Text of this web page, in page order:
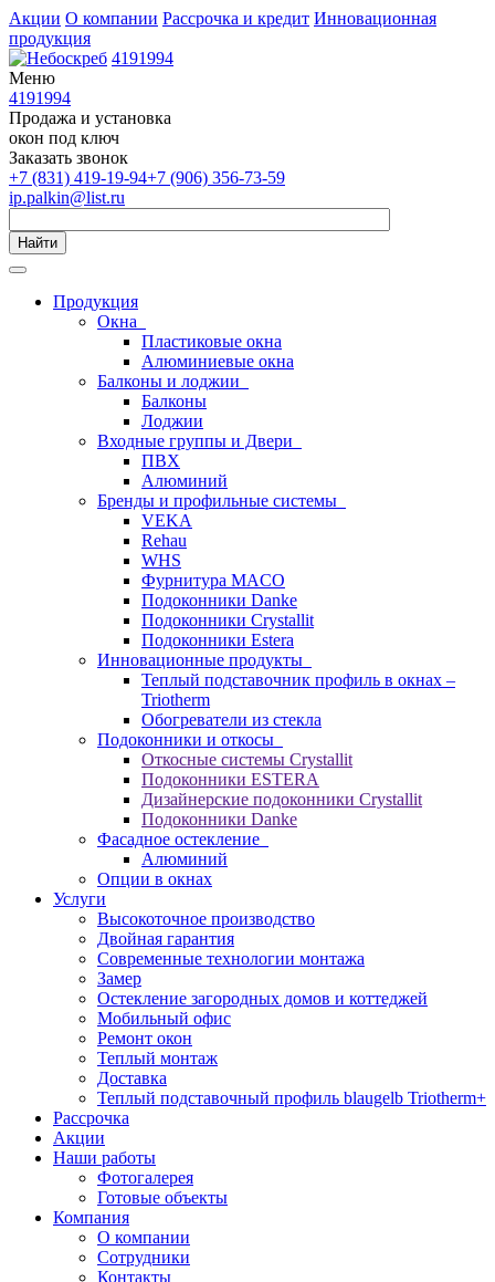
Акции О компании Рассрочка и кредит Инновационная
продукция
4191994
Меню
4191994
Продажа и установка
окон под ключ
Заказать звонок
+7 (831) 419-19-94+7 (906) 356-73-59
ip.palkin@list.ru
Найти
Продукция
Окна
Пластиковые окна
Алюминиевые окна
Балконы и лоджии
Балконы
Лоджии
Входные группы и Двери
ПВХ
Алюминий
Бренды и профильные системы
VEKA
Rehau
WHS
Фурнитура MACO
Подоконники Danke
Подоконники Crystallit
Подоконники Estera
Инновационные продукты
Теплый подставочник профиль в окнах –
Triotherm
Обогреватели из стекла
Подоконники и откосы
Откосные системы Crystallit
Подоконники ESTERA
Дизайнерские подоконники Crystallit
Подоконники Danke
Фасадное остекление
Алюминий
Опции в окнах
Услуги
Высокоточное производство
Двойная гарантия
Современные технологии монтажа
Замер
Остекление загородных домов и коттеджей
Мобильный офис
Ремонт окон
Теплый монтаж
Доставка
Теплый подставочный профиль blaugelb Triotherm+
Рассрочка
Акции
Наши работы
Фотогалерея
Готовые объекты
Компания
О компании
Сотрудники
Контакты